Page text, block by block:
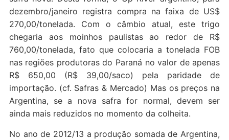
dezembro/janeiro registra compra na faixa de US$
270,00/tonelada. Com o câmbio atual, este trigo
chegaria aos moinhos paulistas ao redor de R$
760,00/tonelada, fato que colocaria a tonelada FOB
nas regiões produtoras do Paraná no valor de apenas
R$ 650,00 (R$ 39,00/saco) pela paridade de
importação. (cf. Safras & Mercado) Mas os preços na
Argentina, se a nova safra for normal, devem ser
ainda mais reduzidos no momento da colheita.
No ano de 2012/13 a produção somada de Argentina,